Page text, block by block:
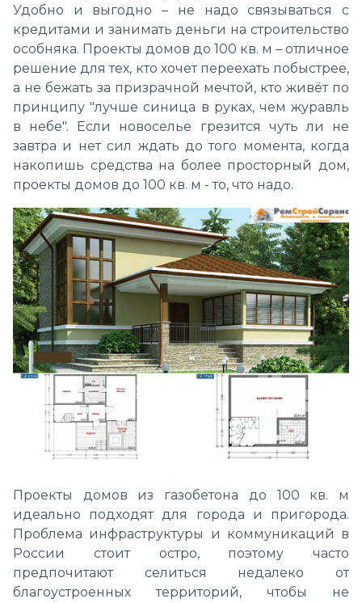
Удобно и выгодно – не надо связываться с
кредитами и занимать деньги на строительство
особняка. Проекты домов до 100 кв. м – отличное
решение для тех, кто хочет переехать побыстрее,
а не бежать за призрачной мечтой, кто живёт по
принципу "лучше синица в руках, чем журавль
в небе". Если новоселье грезится чуть ли не
завтра и нет сил ждать до того момента, когда
накопишь средства на более просторный дом,
проекты домов до 100 кв. м - то, что надо.
Проекты домов из газобетона до 100 кв. м
идеально подходят для города и пригорода.
Проблема инфраструктуры и коммуникаций в
России стоит остро, поэтому часто
предпочитают селиться недалеко от
благоустроенных территорий, чтобы не